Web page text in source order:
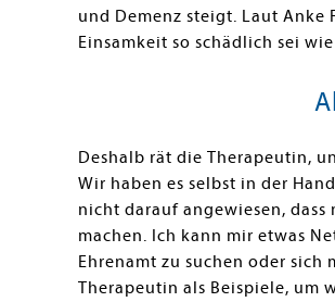
und Demenz steigt. Laut Anke
Einsamkeit so schädlich sei
Deshalb rät die Therapeutin,
Wir haben es selbst in der
nicht darauf angewiesen,
machen. Ich kann mir etwas
Ehrenamt zu suchen oder
Therapeutin als Beispiele, um